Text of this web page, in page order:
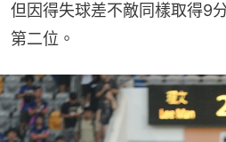
但因得失球差不敵同樣取得9
第二位。